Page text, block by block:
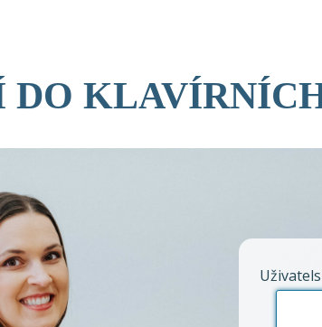
DO